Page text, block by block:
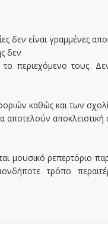
δεν είναι γραμμένες
δεν
περιεχόμενο τους.
καθώς και των
αποτελούν
μουσικό ρεπερτόριο
τρόπο